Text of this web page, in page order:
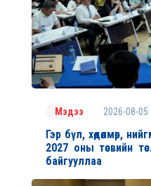
Мэдээ 2026-08-05
Гэр бүл, хөдөлмөр,
2027 оны төсвийн
байгууллаа